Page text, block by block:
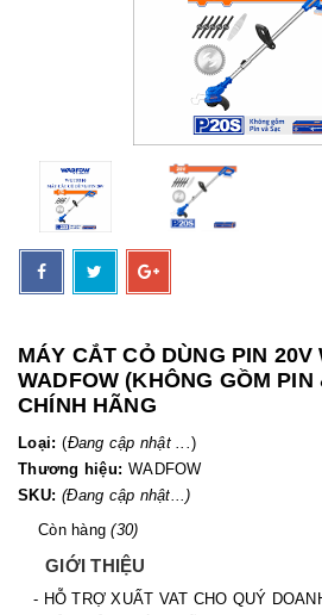
MÁY CẮT CỎ DÙNG PIN 20V
WADFOW (KHÔNG GỒM
CHÍNH HÃNG
Loại: (Đang cập nhật ...)
Thương hiệu: WADFOW
SKU: (Đang cập nhật...)
Còn hàng(30)
GIỚI THIỆU
- HỖ TRỢ XUẤT VAT CHO QUÝ